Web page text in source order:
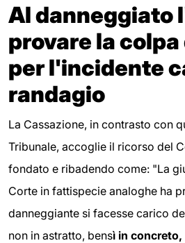
Al danneggiato
provare la
per l'incidente
randagio
La Cassazione, in contrasto con
Tribunale, accoglie il ricorso del
fondato e ribadendo come: "La
Corte in fattispecie analoghe ha
danneggiante si facesse carico
non in astratto, bensì in